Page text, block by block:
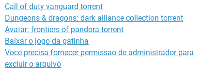
Call of duty vanguard torrent
Dungeons & dragons: dark alliance collection torrent
Avatar: frontiers of pandora torrent
Baixar o jogo da gatinha
Voce precisa fornecer permissao de administrador para
excluir o arquivo